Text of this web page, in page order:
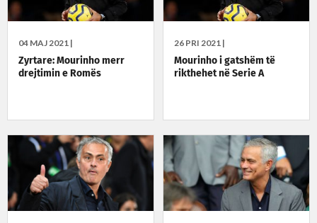
04 MAJ 2021 |
Zyrtare: Mourinho merr
drejtimin e Romës
26 PRI 2021 |
Mourinho i gatshëm të
rikthehet në Serie A